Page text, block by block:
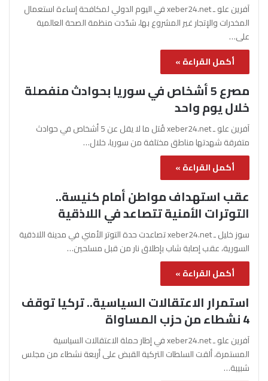
آفرين علو ـ xeber24.net في اليوم الدولي لمكافحة إساءة استعمال
المخدرات والإتجار غير المشروع بها، شدّدت منظمة الصحة العالمية
على…
أكمل القراءة »
مصرع 5 أشخاص في سوريا بحوادث منفصلة
خلال يوم واحد
آفرين علو ـ xeber24.net قُتل ما لا يقل عن 5 أشخاص في حوادث
متفرقة شهدتها مناطق مختلفة من سوريا، خلال…
أكمل القراءة »
عقب استهداف مواطن أمام كنيسة..
التوترات الأمنية تتصاعد في اللاذقية
سوز خليل ـ xeber24.net تصاعدت حدة التوتر الأمني في مدينة اللاذقية
السورية، عقب إصابة شاب بإطلاق نار من قبل مسلحين…
أكمل القراءة »
استمرار الاعتقالات السياسية.. تركيا توقف
4 نشطاء من حزب المساواة
آفرين علو ـ xeber24.net في إطار حملة الاعتقالات السياسية
المستمرة، ألقت السلطات التركية القبض على أربعة نشطاء من مجلس
شبيبة…